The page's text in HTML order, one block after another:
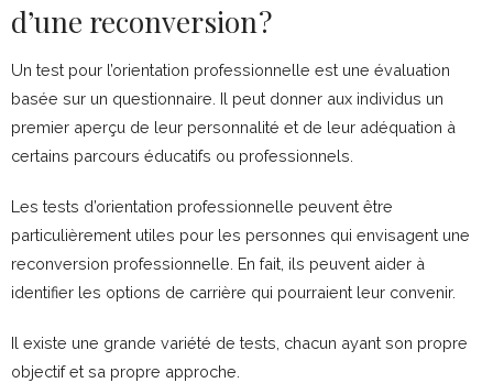
d’une reconversion ?
Un test pour l’orientation professionnelle est une évaluation
basée sur un questionnaire. Il peut donner aux individus un
premier aperçu de leur personnalité et de leur adéquation à
certains parcours éducatifs ou professionnels.
Les tests d’orientation professionnelle peuvent être
particulièrement utiles pour les personnes qui envisagent une
reconversion professionnelle. En fait, ils peuvent aider à
identifier les options de carrière qui pourraient leur convenir.
Il existe une grande variété de tests, chacun ayant son propre
objectif et sa propre approche.